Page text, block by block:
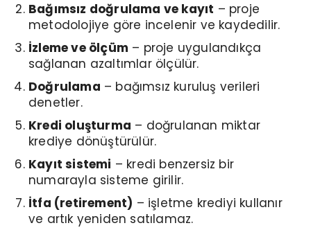
Bağımsız doğrulama ve kayıt – proje
metodolojiye göre incelenir ve kaydedilir.
İzleme ve ölçüm – proje uygulandıkça
sağlanan azaltımlar ölçülür.
Doğrulama – bağımsız kuruluş verileri
denetler.
Kredi oluşturma – doğrulanan miktar
krediye dönüştürülür.
Kayıt sistemi – kredi benzersiz bir
numarayla sisteme girilir.
İtfa (retirement) – işletme krediyi kullanır
ve artık yeniden satılamaz.